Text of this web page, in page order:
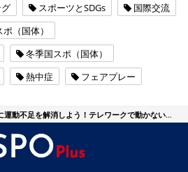
スポーツとSDGs
国際交流
ポ（国体）
冬季国スポ（国体）
熱中症 フェアプレー
よう！テレワークで動かないおとなが増加！？アクティブ チャイルド プログラム（JSPO-ACP）